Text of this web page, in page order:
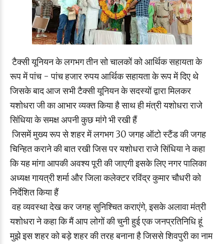
टैक्सी यूनियन के लगभग तीन सो चालकों को आर्थिक सहायता के
रूप में पांच - पांच हजार रुपय आर्थिक सहायता के रूप में दिए थे
जिसके बाद आज सभी टैक्सी यूनियन के सदस्यों द्वारा मिलकर
यशोधरा जी का आभार व्यक्त किया है साथ ही मंत्री यशोधरा राजे
सिंधिया के समक्ष अपनी कुछ मांगे भी रखी हैं
जिसमें मुख्य रूप से शहर में लगभग 30 जगह ऑटो स्टैंड की जगह
चिन्हित कराने की बात रखी जिस पर यशोधरा राजे सिंधिया ने कहा
कि यह मांगा आपकी अवश्य पूरी की जाएगी इसके लिए नगर पालिका
अध्यक्ष गायत्री शर्मा और जिला कलेक्टर रविंद्र कुमार चौधरी को
निर्देशित किया हैं
वह व्यवस्था देख कर जगह सुनिश्चित कराएंगे, इसके अलावा मंत्री
यशोधरा ने कहा कि मैं आप लोगों की चुनी हुई एक जनप्रतिनिधि हूं
मुझे इस शहर को बड़े शहर की तरह बनाना है जिससे शिवपुरी का नाम